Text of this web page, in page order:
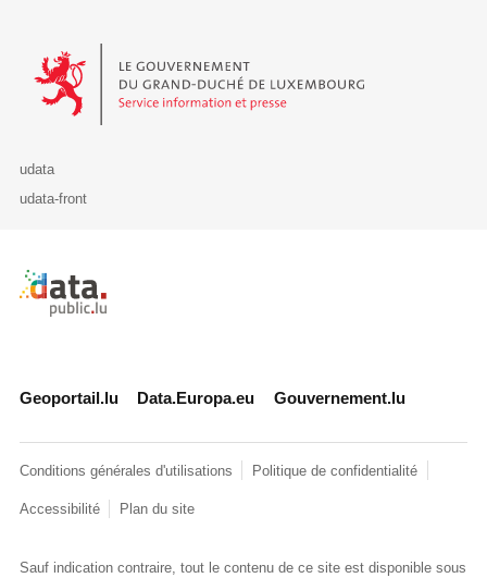
Le Gouvernement du Grand-Duché de Luxembourg - Service
udata
udata-front
Retour à l'accueil de data.public.lu
Geoportail.lu Data.Europa.eu Gouvernement.lu
Conditions générales d'utilisations Politique de confidentialité
Accessibilité Plan du site
Sauf indication contraire, tout le contenu de ce site est disponible sous